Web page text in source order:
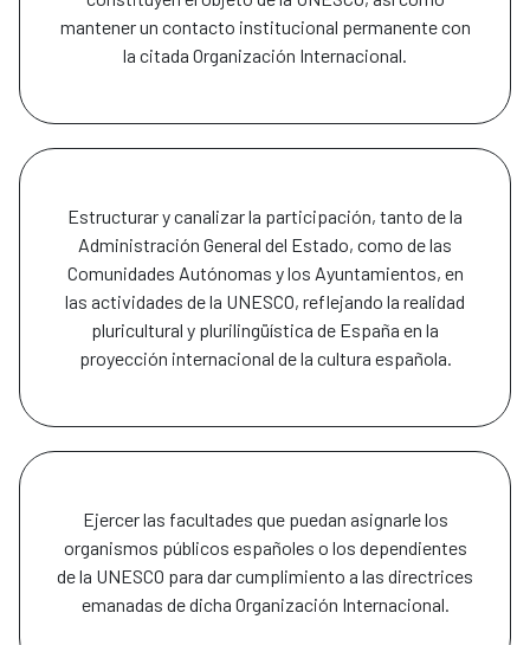
mantener un contacto institucional permanente con
la citada Organización Internacional.
Estructurar y canalizar la participación, tanto de la
Administración General del Estado, como de las
Comunidades Autónomas y los Ayuntamientos, en
las actividades de la UNESCO, reflejando la realidad
pluricultural y plurilingüística de España en la
proyección internacional de la cultura española.
Ejercer las facultades que puedan asignarle los
organismos públicos españoles o los dependientes
de la UNESCO para dar cumplimiento a las directrices
emanadas de dicha Organización Internacional.